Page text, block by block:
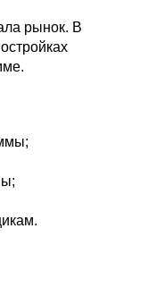
рынок. В